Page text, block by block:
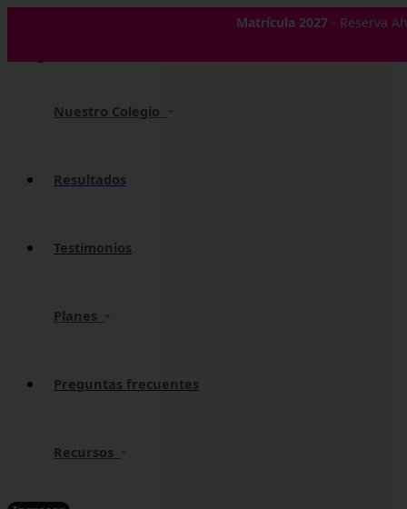
Matrícula 2027- Reserva
Nuestro Colegio
Resultados
Testimonios
Planes
Preguntas frecuentes
Recursos
✕